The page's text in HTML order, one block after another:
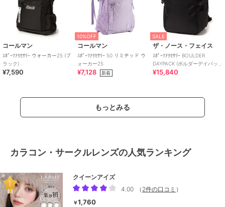
コールマン
ｽﾎﾟｰﾂｱｸｾｻﾘｰ ウォーカー25 (ブ
ラック)
¥7,590
10%OFF
コールマン
ｽﾎﾟｰﾂｱｸｾｻﾘｰ 50 リミテッド ウ
ォーカー25
¥7,128 新着
SALE
ザ・ノース・フェイス
ｽﾎﾟｰﾂｱｸｾｻﾘｰ BOULDER
DAYPACK (ボルダーデイパッ
ク)
¥15,840
もっとみる
カラコン・サークルレンズの人気ランキング
クイーンアイズ
4.00
（ 2件の口コミ ）
￥1,760